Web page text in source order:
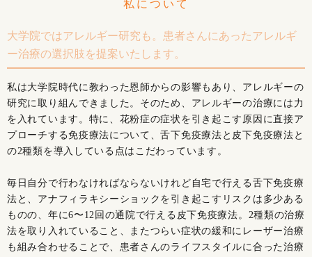
私について
大学院ではアレルギー研究も。患者さんにあったアレルギ
ー治療の選択肢を提案いたします。
私は大学院時代に教わった恩師からの影響もあり、アレルギーの
研究に取り組んできました。そのため、アレルギーの治療には力
を入れています。特に、花粉症の症状を引き起こす原因に直接ア
プローチする免疫療法について、舌下免疫療法と皮下免疫療法と
の2種類を導入している点はこだわっています。
毎日自分で行わなければならないけれど自宅で行える舌下免疫療
法と、アナフィラキシーショックを引き起こすリスクは多少ある
ものの、年に6〜12回の通院で行える皮下免疫療法。2種類の治療
法を取り入れていること、またつらい症状の緩和にレーザー治療
も組み合わせることで、患者さんのライフスタイルに合った治療